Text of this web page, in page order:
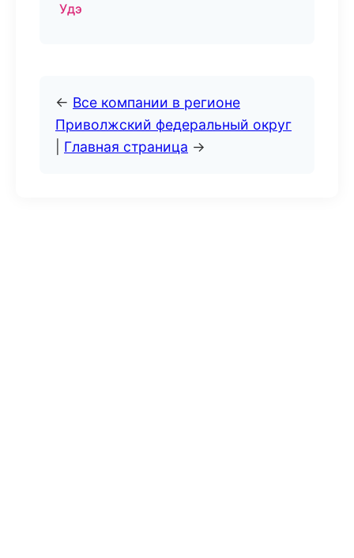
Удэ
← Все компании в регионе
Приволжский федеральный округ
Главная страница →